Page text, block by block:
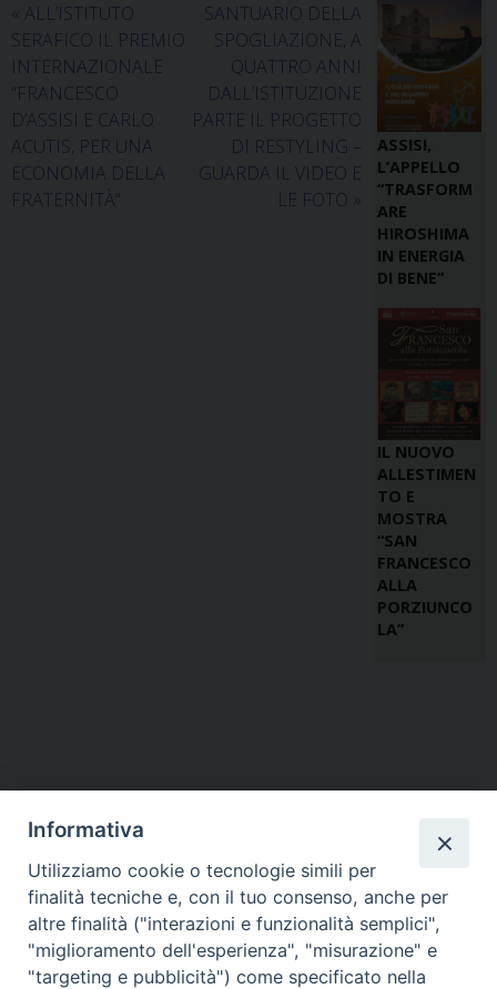
« ALL’ISTITUTO
SERAFICO IL PREMIO
INTERNAZIONALE
“FRANCESCO
D’ASSISI E CARLO
ACUTIS, PER UNA
ECONOMIA DELLA
FRATERNITÀ”
SANTUARIO DELLA
SPOGLIAZIONE, A
QUATTRO ANNI
DALL’ISTITUZIONE
PARTE IL PROGETTO
DI RESTYLING –
GUARDA IL VIDEO E
LE FOTO »
ASSISI,
L’APPELLO
“TRASFORM
ARE
HIROSHIMA
IN ENERGIA
DI BENE”
IL NUOVO
ALLESTIMEN
TO E
MOSTRA
“SAN
FRANCESCO
ALLA
PORZIUNCO
LA”
Informativa
Utilizziamo cookie o tecnologie simili per
finalità tecniche e, con il tuo consenso, anche per
altre finalità ("interazioni e funzionalità semplici",
"miglioramento dell'esperienza", "misurazione" e
"targeting e pubblicità") come specificato nella